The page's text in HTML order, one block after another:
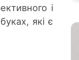
і
які є